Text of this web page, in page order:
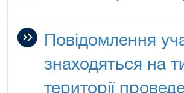
Повідомлення
знаходяться на
території